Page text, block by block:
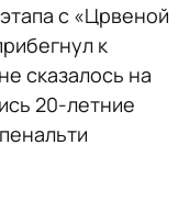
с «Црвеной
к
сказалось на
20-летние